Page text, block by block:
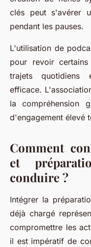
clés peut s'avérer
pendant les pauses.
L'utilisation de
pour revoir
trajets quotidiens
efficace.
la compréhension
d'engagement élevé
Comment
et
conduire ?
Intégrer la
déjà chargé
compromettre les
il est impératif de